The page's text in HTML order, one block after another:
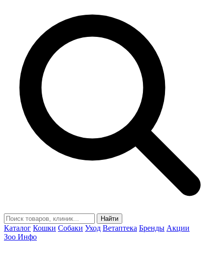
Найти
Каталог Кошки Собаки Уход Ветаптека Бренды Акции
Зоо Инфо